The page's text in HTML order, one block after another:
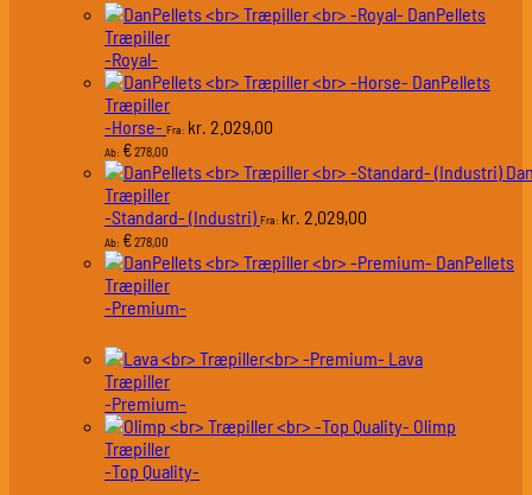
DanPellets
Træpiller
-Royal-
DanPellets
Træpiller
-Horse- Fra: kr. 2.029,00
Ab: €278,00
Træpiller
-Standard- (Industri) Fra: kr. 2.029,00
Ab: €278,00
DanPellets
Træpiller
-Premium-
Lava
Træpiller
-Premium-
Olimp
Træpiller
-Top Quality-